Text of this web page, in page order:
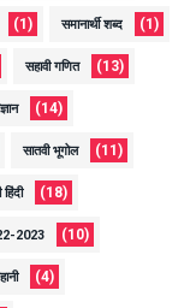
(1) समानार्थी शब्द (1)
सहावी गणित (13)
(14)
सातवी भूगोल (11)
हिंदी (18)
2023 (10)
(4)